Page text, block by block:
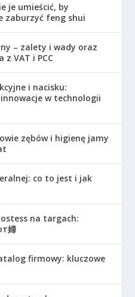
je umieścić, by
zaburzyć feng shui
– zalety i wady oraz
VAT i PCC
i nacisku:
w technologii
zębów i higienę jamy
co to jest i jak
na targach:
婦
firmowy: kluczowe